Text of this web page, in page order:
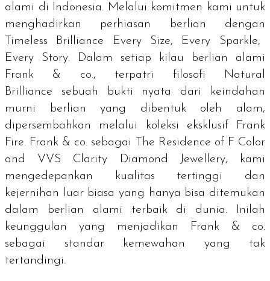
alami di Indonesia. Melalui komitmen kami untuk
menghadirkan perhiasan berlian dengan
Timeless Brilliance Every Size, Every Sparkle,
Every Story. Dalam setiap kilau berlian alami
Frank & co., terpatri filosofi Natural
Brilliance sebuah bukti nyata dari keindahan
murni berlian yang dibentuk oleh alam,
dipersembahkan melalui koleksi eksklusif Frank
Fire. Frank & co. sebagai
The Residence of F Color
and VVS Clarity Diamond Jewellery, kami
mengedepankan kualitas tertinggi dan
kejernihan luar biasa yang hanya bisa ditemukan
dalam berlian alami terbaik di dunia. Inilah
keunggulan yang menjadikan Frank & co.
sebagai standar kemewahan yang tak
tertandingi.